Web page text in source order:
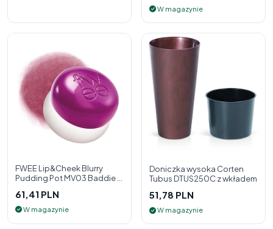
W magazynie
FWEE Lip&Cheek Blurry
Pudding Pot MV03 Baddie 5
policzk
61,41 PLN
W magazynie
Doniczka wysoka Corten
Tubus DTUS250C z wkładem
51,78 PLN
W magazynie